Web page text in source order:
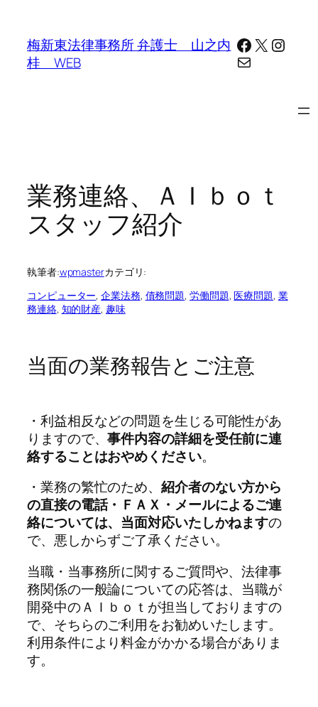
梅新東法律事務所 弁護士 山之内
桂 WEB
Facebook
X
メール
業務連絡、ＡＩｂｏｔ
スタッフ紹介
執筆者:wpmasterカテゴリ:
コンピューター, 企業法務, 債務問題, 労働問題, 医療問題, 業
務連絡, 知的財産, 趣味
当面の業務報告とご注意
・利益相反などの問題を生じる可能性があ
りますので、事件内容の詳細を受任前に連
絡することはおやめください。
・業務の繁忙のため、 紹介者のない方から
の直接の電話・ＦＡＸ・メールによるご連
絡については、当面対応いたしかねますの
で、悪しからずご了承ください。
当職・当事務所に関するご質問や、法律事
務関係の一般論についての応答は、当職が
開発中のＡＩｂｏｔが担当しておりますの
で、そちらのご利用をお勧めいたします。
利用条件により料金がかかる場合がありま
す。